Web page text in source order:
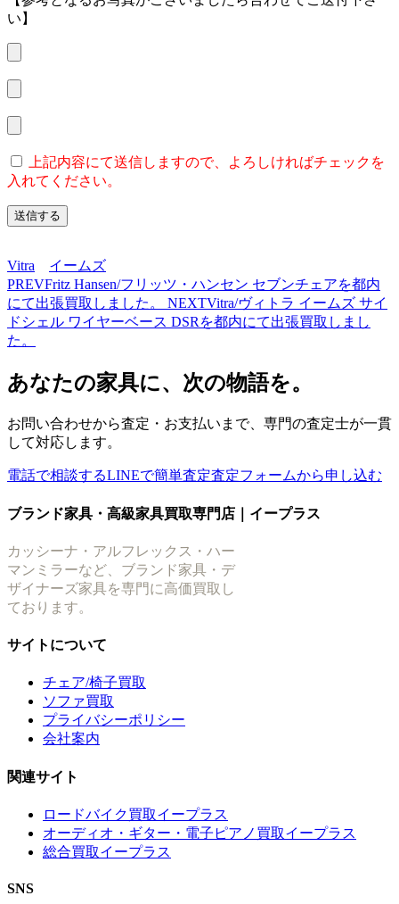
い】
上記内容にて送信しますので、よろしければチェックを
入れてください。
Vitra
イームズ
PREVFritz Hansen/フリッツ・ハンセン セブンチェアを都内
にて出張買取しました。 NEXTVitra/ヴィトラ イームズ サイ
ドシェル ワイヤーベース DSRを都内にて出張買取しまし
た。
あなたの家具に、次の物語を。
お問い合わせから査定・お支払いまで、専門の査定士が一貫
して対応します。
電話で相談するLINEで簡単査定査定フォームから申し込む
ブランド家具・高級家具買取専門店｜イープラス
カッシーナ・アルフレックス・ハー
マンミラーなど、ブランド家具・デ
ザイナーズ家具を専門に高価買取し
ております。
サイトについて
チェア/椅子買取
ソファ買取
プライバシーポリシー
会社案内
関連サイト
ロードバイク買取イープラス
オーディオ・ギター・電子ピアノ買取イープラス
総合買取イープラス
SNS